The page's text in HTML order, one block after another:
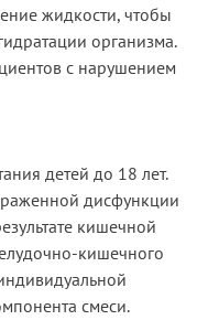
жидкости, чтобы
организма.
с нарушением
детей до 18 лет.
дисфункции
кишечной
кишечного
смеси.